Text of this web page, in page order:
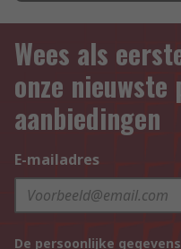
Wees als
onze
aanbiedingen
E-mailadres
De persoonlijke